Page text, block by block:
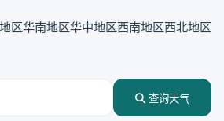
区华南地区华中地区西南地区西北地区
查询天气